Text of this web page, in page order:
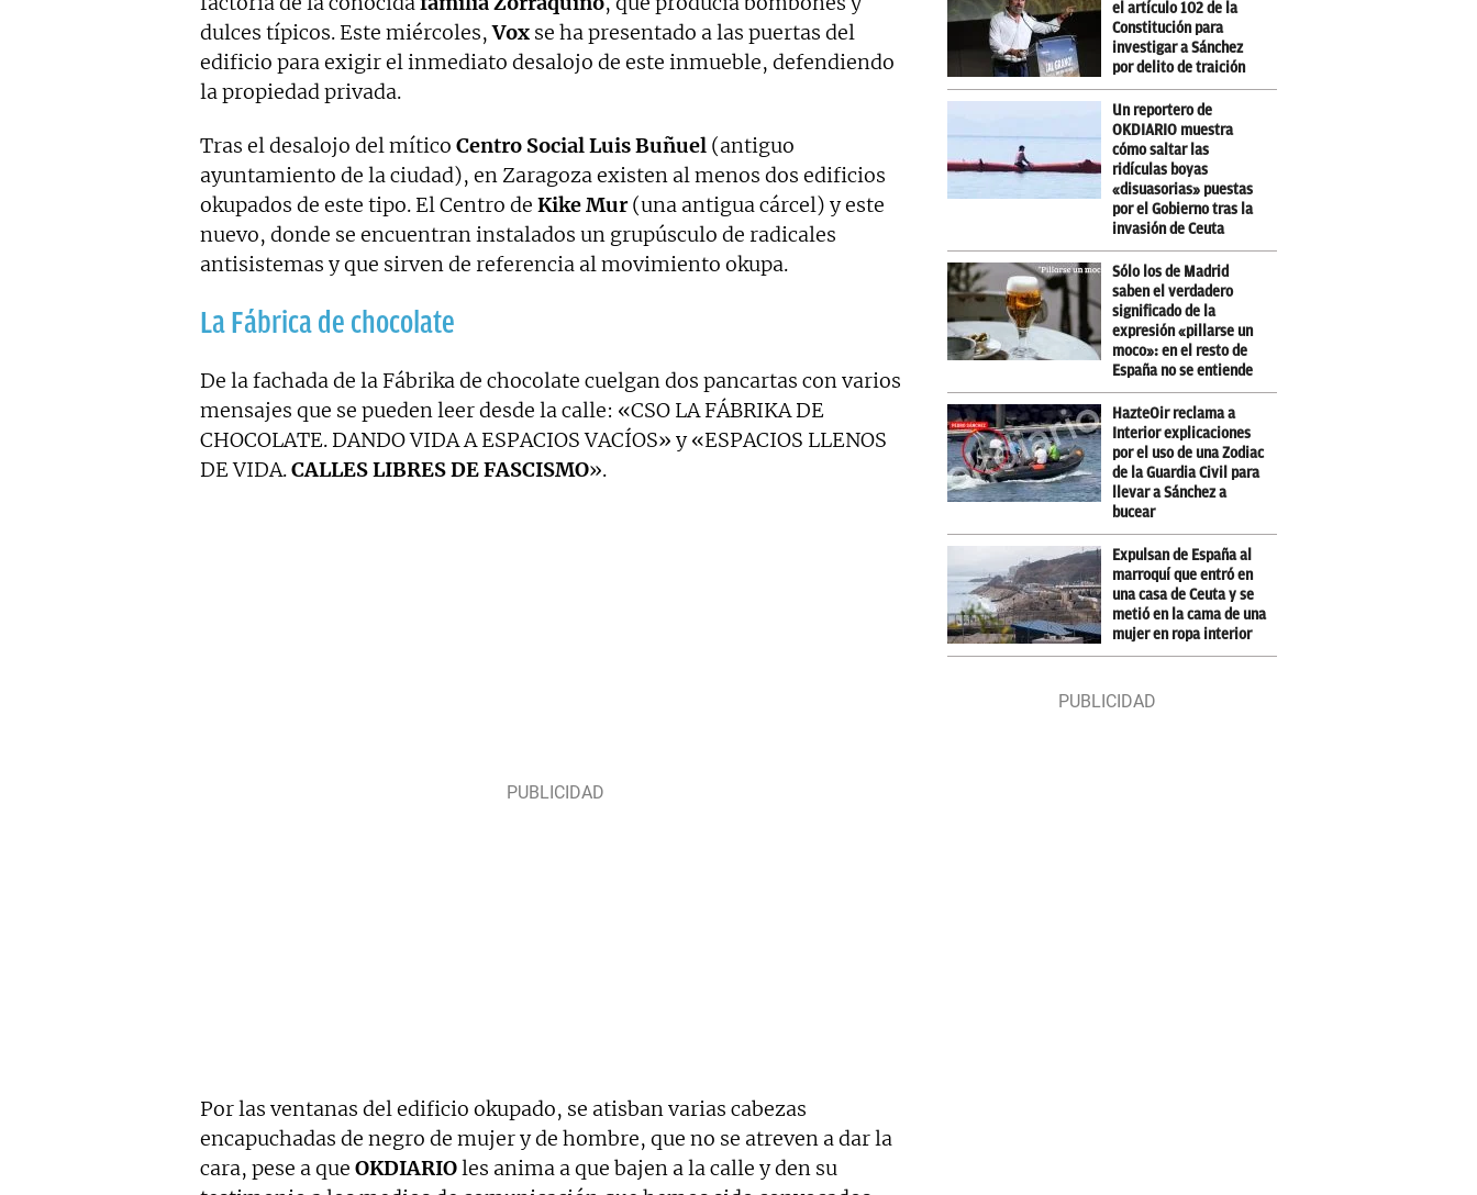
dulces típicos. Este miércoles,Vox se ha presentado a las puertas del
edificio para exigir el inmediato desalojo de este inmueble, defendiendo
la propiedad privada.
Tras el desalojo del mítico Centro Social Luis Buñuel (antiguo
ayuntamiento de la ciudad), en Zaragoza existen al menos dos edificios
okupados de este tipo. El Centro de Kike Mur(una antigua cárcel) y este
nuevo, donde se encuentran instalados un grupúsculo de radicales
antisistemas y que sirven de referencia al movimiento okupa.
La Fábrica de chocolate
De la fachada de la Fábrika de chocolate cuelgan dos pancartas con varios
mensajes que se pueden leer desde la calle: «CSO LA FÁBRIKA DE
CHOCOLATE. DANDO VIDA A ESPACIOS VACÍOS» y «ESPACIOS LLENOS
DE VIDA.CALLES LIBRES DE FASCISMO».
Por las ventanas del edificio okupado, se atisban varias cabezas
encapuchadas de negro de mujer y de hombre, que no se atreven a dar la
cara, pese a que OKDIARIOles anima a que bajen a la calle y den su
el artículo 102 de la
Constitución para
investigar a Sánchez
por delito de traición
Un reportero de
OKDIARIO muestra
cómo saltar las
ridículas boyas
«disuasorias» puestas
por el Gobierno tras la
invasión de Ceuta
Sólo los de Madrid
saben el verdadero
significado de la
expresión «pillarse un
moco»: en el resto de
España no se entiende
HazteOir reclama a
Interior explicaciones
por el uso de una Zodiac
de la Guardia Civil para
llevar a Sánchez a
bucear
Expulsan de España al
marroquí que entró en
una casa de Ceuta y se
metió en la cama de una
mujer en ropa interior